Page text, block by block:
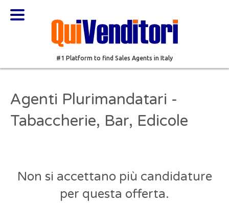
#1 Platform to find Sales Agents in Italy
Agenti Plurimandatari -
Tabaccherie, Bar, Edicole
Non si accettano più candidature
per questa offerta.